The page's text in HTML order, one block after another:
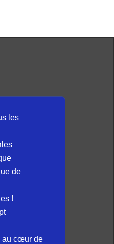
les
de
!
au cœur de